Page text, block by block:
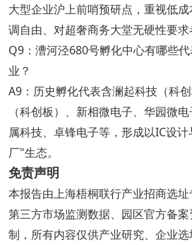
大型企业沪上前哨预研点，重视低
调自由、对超奢商务大堂无硬性要求
Q9：漕河泾680号孵化中心有哪些
业？
A9：历史孵化代表含澜起科技（科
（科创板）、新相微电子、华园微
属科技、卓锋电子等，形成以IC设
厂"生态。
免责声明
本报告由上海梧桐联行产业招商选址
第三方市场监测数据、园区官方备
制，所有内容仅供产业研究、企业